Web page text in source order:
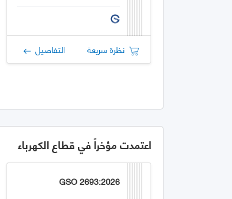
نظرة سريعة التفاصيل
اعتمدت مؤخراً في قطاع الكهرباء
GSO 2693:2026